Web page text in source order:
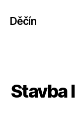
Děčín
Stavba